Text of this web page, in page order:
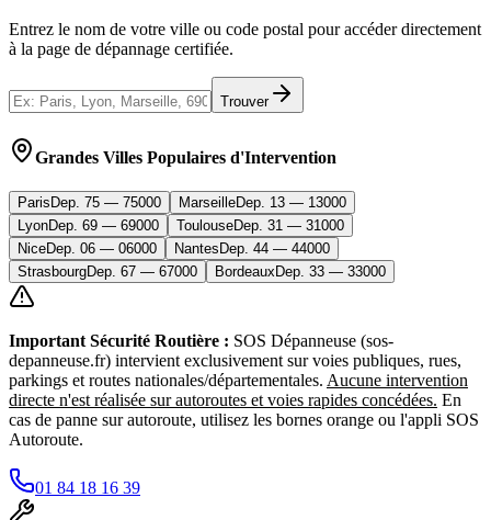
Entrez le nom de votre ville ou code postal pour accéder directement
à la page de dépannage certifiée.
Trouver
Grandes Villes Populaires d'Intervention
Paris Dep. 75 — 75000 MarseilleDep. 13 — 13000
LyonDep. 69 — 69000 ToulouseDep. 31 — 31000
NiceDep. 06 — 06000 Nantes Dep. 44 — 44000
StrasbourgDep. 67 — 67000 Bordeaux Dep. 33 — 33000
Important Sécurité Routière : SOS Dépanneuse (sos-
depanneuse.fr) intervient exclusivement sur voies publiques, rues,
parkings et routes nationales/départementales. Aucune intervention
directe n'est réalisée sur autoroutes et voies rapides concédées. En
cas de panne sur autoroute, utilisez les bornes orange ou l'appli SOS
Autoroute.
01 84 18 16 39